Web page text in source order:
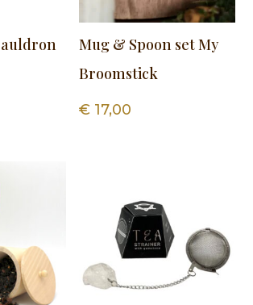
Mug & Spoon set My
Broomstick
€ 17,00